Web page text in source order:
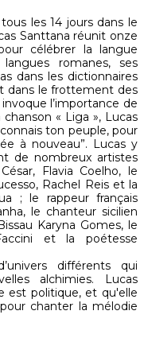
les 14 jours dans le
Santtana réunit onze
célébrer la langue
romanes, ses
dans les dictionnaires
dans le frottement des
l’importance de
« Liga », Lucas
ton peuple, pour
à nouveau”. Lucas y
de nombreux artistes
Flavia Coelho, le
Rachel Reis et la
; le rappeur français
le chanteur sicilien
Karyna Gomes, le
et la poétesse
différents qui
alchimies. Lucas
est politique, et qu'elle
chanter la mélodie